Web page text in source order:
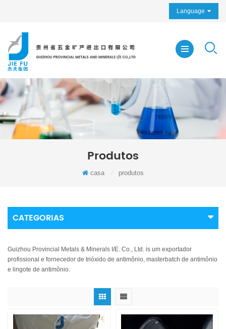
Language
Produtos
casa produtos
CATEGORIAS
Guizhou Provincial Metals & Minerals I/E. Co., Ltd. is um exportador
profissional e fornecedor de trióxido de antimônio, masterbatch de antimônio
e lingote de antimônio.